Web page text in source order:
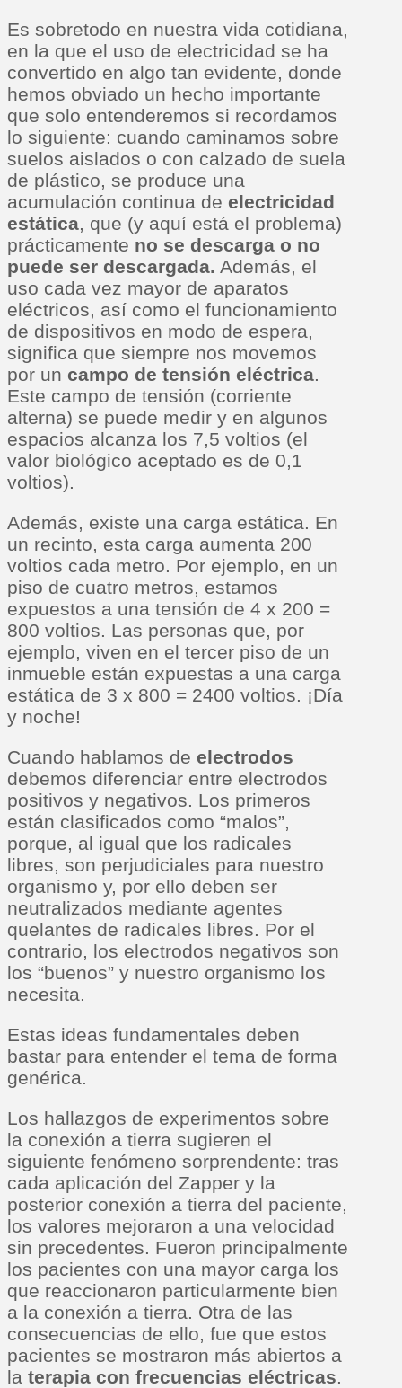
Es sobretodo en nuestra vida cotidiana,
en la que el uso de electricidad se ha
convertido en algo tan evidente, donde
hemos obviado un hecho importante
que solo entenderemos si recordamos
lo siguiente: cuando caminamos sobre
suelos aislados o con calzado de suela
de plástico, se produce una
acumulación continua de electricidad
estática, que (y aquí está el problema)
prácticamente no se descarga o no
puede ser descargada. Además, el
uso cada vez mayor de aparatos
eléctricos, así como el funcionamiento
de dispositivos en modo de espera,
significa que siempre nos movemos
por un campo de tensión eléctrica.
Este campo de tensión (corriente
alterna) se puede medir y en algunos
espacios alcanza los 7,5 voltios (el
valor biológico aceptado es de 0,1
voltios).
Además, existe una carga estática. En
un recinto, esta carga aumenta 200
voltios cada metro. Por ejemplo, en un
piso de cuatro metros, estamos
expuestos a una tensión de 4 x 200 =
800 voltios. Las personas que, por
ejemplo, viven en el tercer piso de un
inmueble están expuestas a una carga
estática de 3 x 800 = 2400 voltios. ¡Día
y noche!
Cuando hablamos de electrodos
debemos diferenciar entre electrodos
positivos y negativos. Los primeros
están clasificados como “malos”,
porque, al igual que los radicales
libres, son perjudiciales para nuestro
organismo y, por ello deben ser
neutralizados mediante agentes
quelantes de radicales libres. Por el
contrario, los electrodos negativos son
los “buenos” y nuestro organismo los
necesita.
Estas ideas fundamentales deben
bastar para entender el tema de forma
genérica.
Los hallazgos de experimentos sobre
la conexión a tierra sugieren el
siguiente fenómeno sorprendente: tras
cada aplicación del Zapper y la
posterior conexión a tierra del paciente,
los valores mejoraron a una velocidad
sin precedentes. Fueron principalmente
los pacientes con una mayor carga los
que reaccionaron particularmente bien
a la conexión a tierra. Otra de las
consecuencias de ello, fue que estos
pacientes se mostraron más abiertos a
la terapia con frecuencias eléctricas.